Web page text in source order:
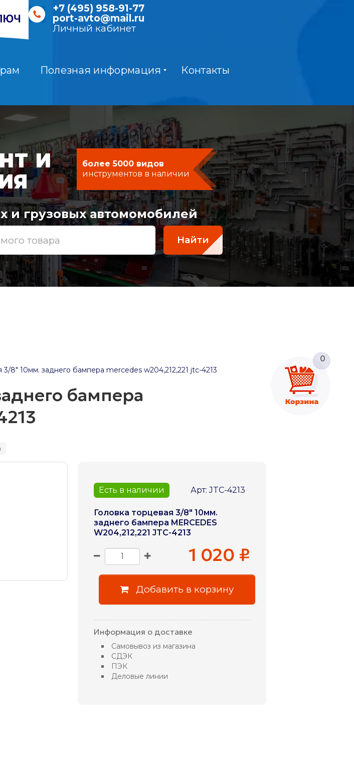
+7 (495) 958-91-77
port-avto@mail.ru
Личный кабинет
Полезная информация Контакты
И
более 5000 видов
инструментов в наличии
и грузовых автомомобилей
Найти
0
3/8" 10мм. заднего бампера mercedes w204,212,221 jtc-4213
бампера
Арт: JTC-4213
Есть в наличии
Головка торцевая 3/8" 10мм.
заднего бампера MERCEDES
W204,212,221 JTC-4213
1 020 ₽
Добавить в корзину
Информация о доставке
Самовывоз из магазина
СДЭК
ПЭК
Деловые линии